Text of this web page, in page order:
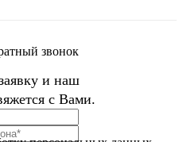
звонок
и наш
с Вами.